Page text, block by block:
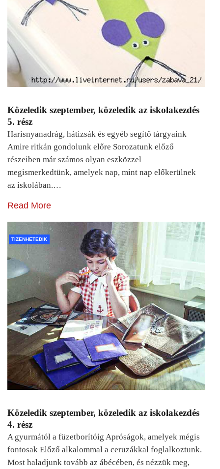
Közeledik szeptember, közeledik az iskolakezdés
5. rész
Harisnyanadrág, hátizsák és egyéb segítő tárgyaink
Amire ritkán gondolunk előre Sorozatunk előző
részeiben már számos olyan eszközzel
megismerkedtünk, amelyek nap, mint nap előkerülnek
az iskolában.…
Read More
TIZENHETEDIK
Közeledik szeptember, közeledik az iskolakezdés
4. rész
A gyurmától a füzetborítóig Apróságok, amelyek mégis
fontosak Előző alkalommal a ceruzákkal foglalkoztunk.
Most haladjunk tovább az ábécében, és nézzük meg,